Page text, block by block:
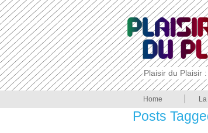
Plaisir du Plaisir
Home
Posts